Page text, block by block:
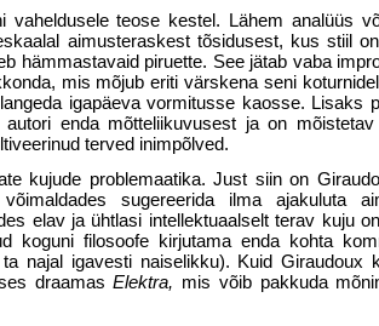
vaheldusele teose kestel. Lähem analüüs
aimusteraskest tõsidusest, kus stiil
hämmastavaid piruette. See jätab vaba
mis mõjub eriti värskena seni
igapäeva vormitusse kaosse. Lisaks
enda mõtteliikuvusest ja on
terved inimpõlved.
kujude problemaatika. Just siin on
sugereerida ilma ajakuluta
elav ja ühtlasi intellektuaalselt terav kuju
koguni filosoofe kirjutama enda kohta
najal igavesti naiselikku). Kuid Giraudoux
draamasElektra, mis võib pakkuda